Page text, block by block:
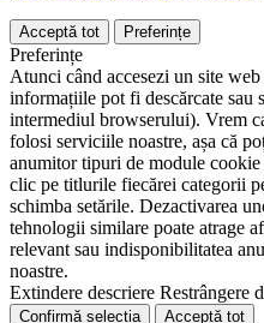
Acceptă tot Preferințe
Preferințe
Atunci când accesezi un site
informațiile pot fi descărcate sau
intermediul browserului). Vrem
folosi serviciile noastre, așa că
anumitor tipuri de module
clic pe titlurile fiecărei categorii
schimba setările. Dezactivarea
tehnologii similare poate atrage
relevant sau indisponibilitatea
noastre.
Extindere descriere Restrângere
Confirmă selecția
Acceptă tot